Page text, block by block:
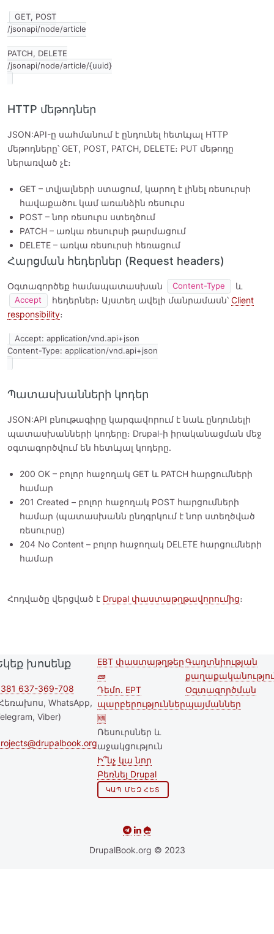
GET, POST
/jsonapi/node/article
PATCH, DELETE
HTTP մեթոդներ
JSON:API-ը սահմանում է ընդունել հետևյալ HTTP
մեթոդները՝ GET, POST, PATCH, DELETE։ PUT մեթոդը
ներառված չէ։
GET – տվյալների ստացում, կարող է լինել ռեսուրսի
հավաքածու կամ առանձին ռեսուրս
POST – նոր ռեսուրս ստեղծում
PATCH – առկա ռեսուրսի թարմացում
DELETE – առկա ռեսուրսի հեռացում
Հարցման հեդերներ (Request headers)
Օգտագործեք համապատասխան Content-Type և
Accept հեդերներ։ Այստեղ ավելի մանրամասն՝ Client
responsibility։
Accept: application/vnd.api+json
Պատասխանների կոդեր
JSON:API բնութագիրը կարգավորում է նաև ընդունելի
պատասխանների կոդերը։ Drupal-ի իրականացման մեջ
օգտագործվում են հետևյալ կոդերը.
200 OK – բոլոր հաջողակ GET և PATCH հարցումների
համար
201 Created – բոլոր հաջողակ POST հարցումների
համար (պատասխանն ընդգրկում է նոր ստեղծված
ռեսուրսը)
204 No Content – բոլոր հաջողակ DELETE հարցումների
համար
Հոդվածը վերցված է Drupal փաստաթղթավորումից։
խոսենք
637-369-708
WhatsApp,
Viber)
Second
footer
menu
EBT փաստաթղթեր
🧱
Դեմո. EPT
պարբերություններ
🆕
Ռեսուրսներ և
աջակցություն
Ի՞նչ կա նոր
Բեռնել Drupal
ԿԱՊ ՄԵԶ ՀԵՏ
Footer menu
Գաղտնիության
Օգտագործման
պայմաններ
DrupalBook.org © 2023